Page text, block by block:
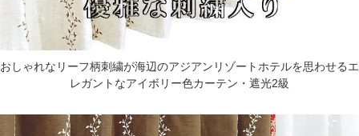
おしゃれなリーフ柄刺繍が海辺のアジアンリゾートホテルを思わせるエ
レガントなアイボリー色カーテン・遮光2級